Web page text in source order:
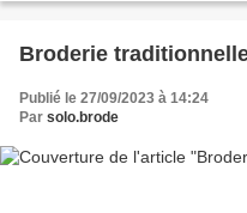
Broderie
Publié le 27/09/2023 à 14:24
Par solo.brode